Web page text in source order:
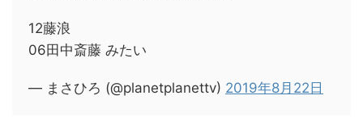
12藤浪
06田中斎藤 みたい
— まさひろ (@planetplanettv) 2019年8月22日